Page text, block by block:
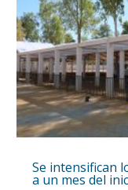
Se intensifican
a un mes del